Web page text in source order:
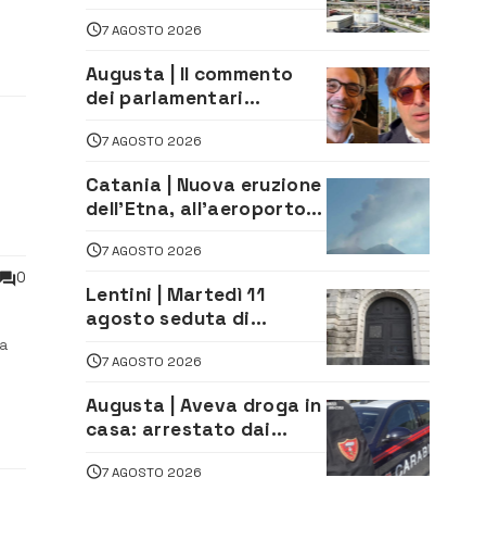
0
lavoro. Il sindaco scrive
alla società
7 AGOSTO 2026
Augusta | Il commento
dei parlamentari
firma del contatto per il
depuratore
7 AGOSTO 2026
Catania | Nuova eruzione
dell’Etna, all’aeroporto
dirottati
7 AGOSTO 2026
Lentini | Martedì 11
agosto seduta di
7 AGOSTO 2026
Augusta | Aveva droga in
casa: arrestato dai
7 AGOSTO 2026